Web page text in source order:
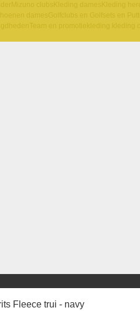
Mizuno clubs Kleding dames
Kleding
dames Golfclubs en Golfsets en
Team en promotiekleding kleding
Fleece trui - navy